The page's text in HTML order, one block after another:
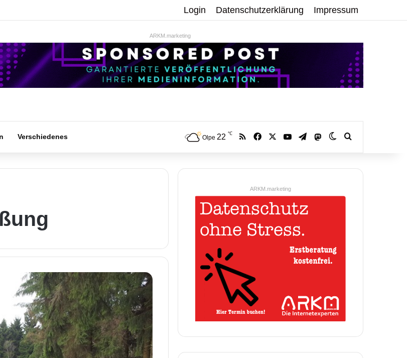
Login Datenschutzerklärung Impressum
ARKM.marketing
Verschiedenes Olpe 22 ℃ RSS Facebook YouTubeTelegramMastodonSkin umschalten
ARKM.marketing